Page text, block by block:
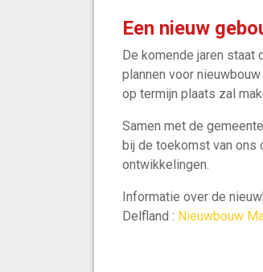
Een nieuw
De komende jaren staat
plannen voor
op termijn plaats zal
Samen met de
bij de toekomst van ons
ontwikkelingen.
Informatie over de
Delfland : Nieuwbouw